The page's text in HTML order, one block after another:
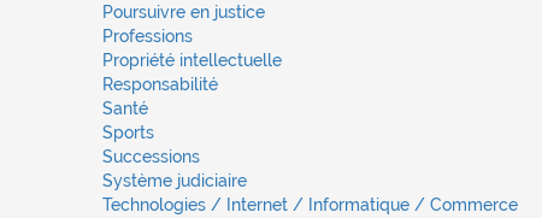
Poursuivre en justice
Professions
Propriété intellectuelle
Responsabilité
Santé
Sports
Successions
Système judiciaire
Technologies / Internet / Informatique / Commerce